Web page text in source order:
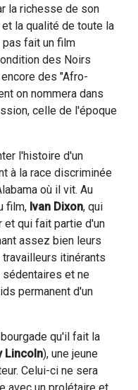
la richesse de son
la qualité de toute la
pas fait un film
des Noirs
des "Afro-
on nommera dans
celle de l'époque
l'histoire d'un
à la race discriminée
où il vit. Au
film, Ivan Dixon, qui
et qui fait partie d'un
assez bien leurs
itinérants
et ne
permanent d'un
qu'il fait la
Lincoln), une jeune
Celui-ci ne sera